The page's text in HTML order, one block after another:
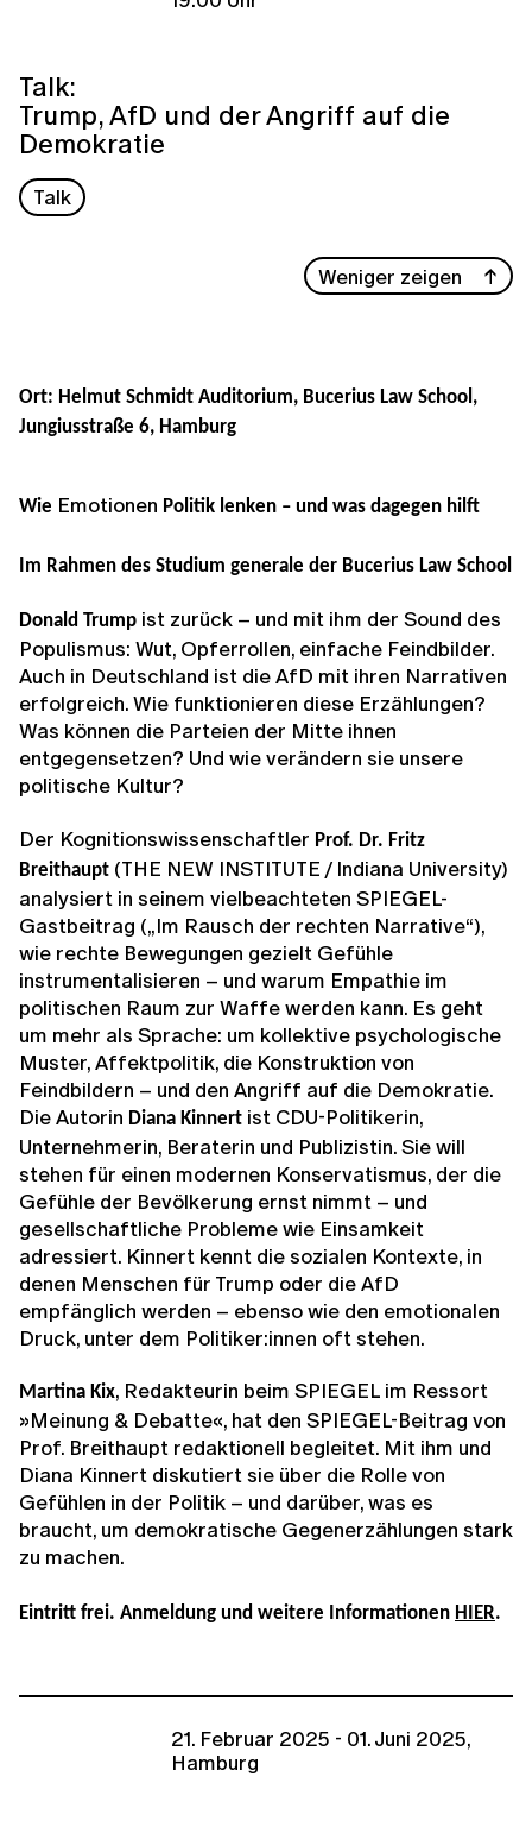
Talk:
Trump, AfD und der Angriff auf die
Demokratie
Talk
Weniger zeigen
Ort: Helmut Schmidt Auditorium, Bucerius Law School,
Jungiusstraße 6, Hamburg
Wie Emotionen Politik lenken – und was dagegen hilft
Im Rahmen des Studium generale der Bucerius Law School
Donald Trump ist zurück – und mit ihm der Sound des
Populismus: Wut, Opferrollen, einfache Feindbilder.
Auch in Deutschland ist die AfD mit ihren Narrativen
erfolgreich. Wie funktionieren diese Erzählungen?
Was können die Parteien der Mitte ihnen
entgegensetzen? Und wie verändern sie unsere
politische Kultur?
Der Kognitionswissenschaftler Prof. Dr. Fritz
Breithaupt (THE NEW INSTITUTE / Indiana University)
analysiert in seinem vielbeachteten SPIEGEL-
Gastbeitrag („Im Rausch der rechten Narrative“),
wie rechte Bewegungen gezielt Gefühle
instrumentalisieren – und warum Empathie im
politischen Raum zur Waffe werden kann. Es geht
um mehr als Sprache: um kollektive psychologische
Muster, Affektpolitik, die Konstruktion von
Feindbildern – und den Angriff auf die Demokratie.
Die Autorin Diana Kinnert ist CDU-Politikerin,
Unternehmerin, Beraterin und Publizistin. Sie will
stehen für einen modernen Konservatismus, der die
Gefühle der Bevölkerung ernst nimmt – und
gesellschaftliche Probleme wie Einsamkeit
adressiert. Kinnert kennt die sozialen Kontexte, in
denen Menschen für Trump oder die AfD
empfänglich werden – ebenso wie den emotionalen
Druck, unter dem Politiker:innen oft stehen.
Martina Kix, Redakteurin beim SPIEGEL im Ressort
»Meinung & Debatte«, hat den SPIEGEL-Beitrag von
Prof. Breithaupt redaktionell begleitet. Mit ihm und
Diana Kinnert diskutiert sie über die Rolle von
Gefühlen in der Politik – und darüber, was es
braucht, um demokratische Gegenerzählungen stark
zu machen.
Eintritt frei. Anmeldung und weitere Informationen HIER.
21. Februar 2025 - 01. Juni 2025,
Hamburg